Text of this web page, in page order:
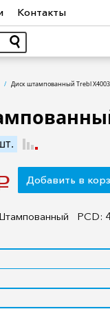
и моторы
Контакты
Диск штампованный Trebl
Добавить в
PCD: